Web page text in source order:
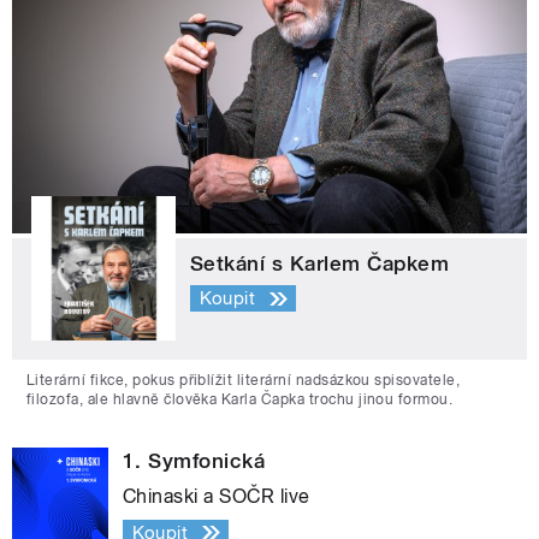
Setkání s Karlem Čapkem
Koupit
Literární fikce, pokus přiblížit literární nadsázkou spisovatele,
filozofa, ale hlavně člověka Karla Čapka trochu jinou formou.
1. Symfonická
Chinaski a SOČR live
Koupit